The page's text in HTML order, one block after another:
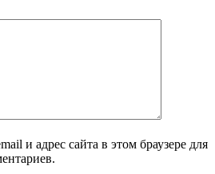
и адрес сайта в этом браузере для